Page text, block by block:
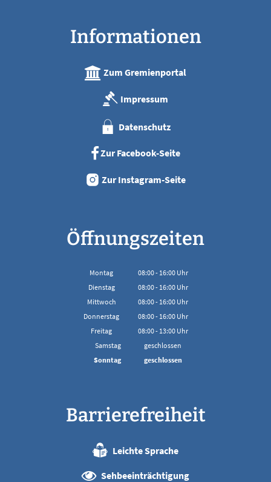
Informationen
Zum Gremienportal
Impressum
Datenschutz
Zur Facebook-Seite
Zur Instagram-Seite
Öffnungszeiten
Montag 08:00- 16:00Uhr
Von 08:00 bis 16:00 Uhr
Dienstag 08:00- 16:00Uhr
Von 08:00 bis 16:00 Uhr
Mittwoch 08:00- 16:00Uhr
Von 08:00 bis 16:00 Uhr
Donnerstag 08:00- 16:00Uhr
Von 08:00 bis 16:00 Uhr
Freitag 08:00- 13:00Uhr
Samstag
geschlossen
Sonntag
geschlossen
Barrierefreiheit
Leichte Sprache
Sehbeeinträchtigung